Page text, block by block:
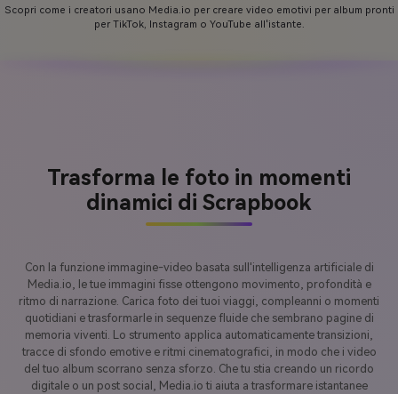
Scopri come i creatori usano Media.io per creare video emotivi per album pronti
per TikTok, Instagram o YouTube all'istante.
Trasforma le foto in momenti
dinamici di Scrapbook
Con la funzione immagine-video basata sull'intelligenza artificiale di
Media.io, le tue immagini fisse ottengono movimento, profondità e
ritmo di narrazione. Carica foto dei tuoi viaggi, compleanni o momenti
quotidiani e trasformarle in sequenze fluide che sembrano pagine di
memoria viventi. Lo strumento applica automaticamente transizioni,
tracce di sfondo emotive e ritmi cinematografici, in modo che i video
del tuo album scorrano senza sforzo. Che tu stia creando un ricordo
digitale o un post social, Media.io ti aiuta a trasformare istantanee